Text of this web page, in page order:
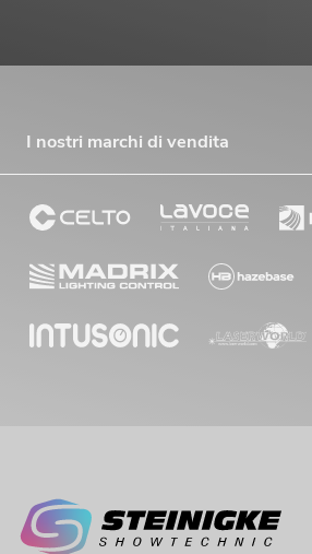
I nostri marchi di vendita